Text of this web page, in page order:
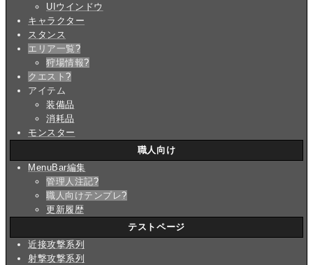
UIウインドウ
キャラクター
スタンス
エリア一覧?
狩場情報?
クエスト?
アイテム
装備品
消耗品
モンスター
職人向け
MenuBar編集
管理人注記?
職人向けテンプレ?
更新履歴
テストページ
近接攻撃系列
射撃攻撃系列